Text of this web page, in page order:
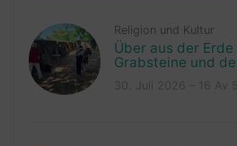
Religion und Kultur
Über aus der
Grabsteine und